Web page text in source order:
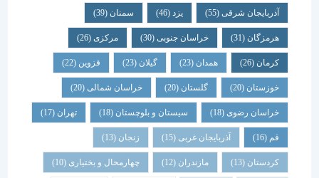
آذربایجان شرقی(55) یزد سمنان (39)
هرمزگان(31) خراسان جنوبی(30) مرکزی (26)
همدان گیلان قزوین
خوزستان(20) گلستان (20) خراسان شمالی(20)
خراسان رضوی(18) سیستان و بلوچستان(18) تهران
آذربایجان غربی(15) زنجان
کردستان(13) مازندران(12) چهارمحال و بختیاری (10)